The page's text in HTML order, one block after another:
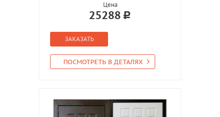
Цена
25288
ЗАКАЗАТЬ
ПОСМОТРЕТЬ В ДЕТАЛЯХ